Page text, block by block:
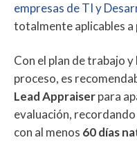
empresas de TI y
totalmente aplicables
Con el plan de trabajo
proceso, es
Lead Appraiserpara
evaluación,
con al menos 60 días